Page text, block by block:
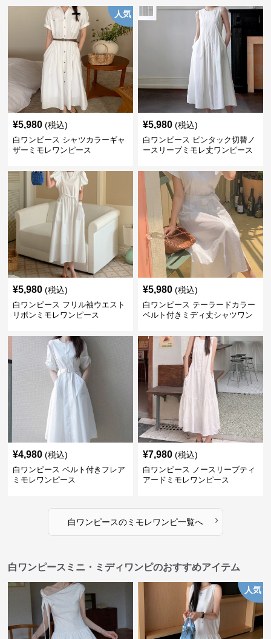
人気
¥5,980 (税込)
白ワンピース シャツカラーギャ
ザーミモレワンピース
¥5,980 (税込)
白ワンピース ピンタック切替ノ
ースリーブミモレ丈ワンピース
¥5,980 (税込)
白ワンピース フリル袖ウエスト
リボンミモレワンピース
¥5,980 (税込)
白ワンピース テーラードカラー
ベルト付きミディ丈シャツワン
¥4,980 (税込)
白ワンピース ベルト付きフレア
ミモレワンピース
¥7,980 (税込)
白ワンピース ノースリーブティ
アードミモレワンピース
白ワンピースのミモレワンピ一覧へ ›
白ワンピースミニ・ミディワンピのおすすめアイテム
人気